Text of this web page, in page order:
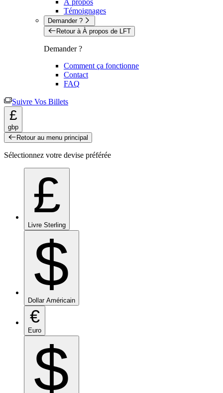
Témoignages
Demander ?
Retour à À propos de LFT
Demander ?
Comment ça fonctionne
Contact
FAQ
Suivre Vos Billets
£
gbp
Retour au menu principal
Sélectionnez votre devise préférée
£
Livre Sterling
$
Dollar Américain
€
Euro
$